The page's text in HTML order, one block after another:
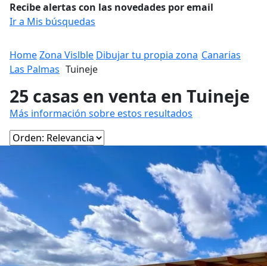
Recibe alertas con las novedades por email
Ir a Mis búsquedas
HomeZona Vislble Dibujar tu propia zona Canarias
Las Palmas Tuineje
25 casas en venta en Tuineje
Más información sobre estos resultados